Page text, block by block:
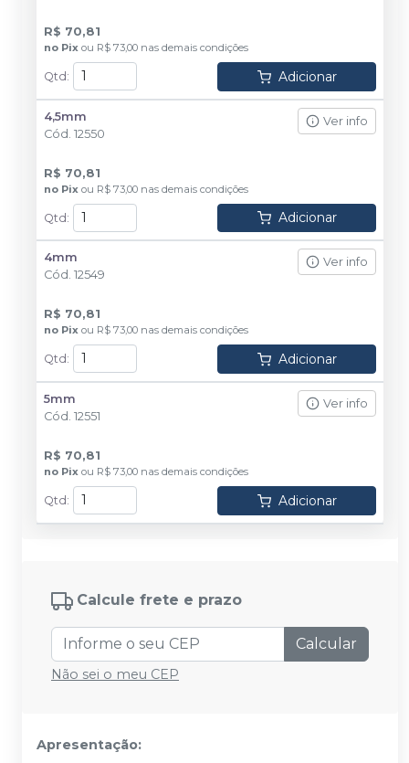
R$ 70,81
no Pix ou R$ 73,00 nas demais condições
Qtd : Adicionar
4,5mm
Cód. 12550
Ver info
R$ 70,81
no Pix ou R$ 73,00 nas demais condições
Qtd: Adicionar
4mm
Cód. 12549
Ver info
R$ 70,81
no Pix ou R$ 73,00 nas demais condições
Qtd : Adicionar
5mm
Cód. 12551
Ver info
R$ 70,81
no Pix ou R$ 73,00 nas demais condições
Qtd : Adicionar
Calcule frete e prazo
Calcular
Não sei o meu CEP
Apresentação: